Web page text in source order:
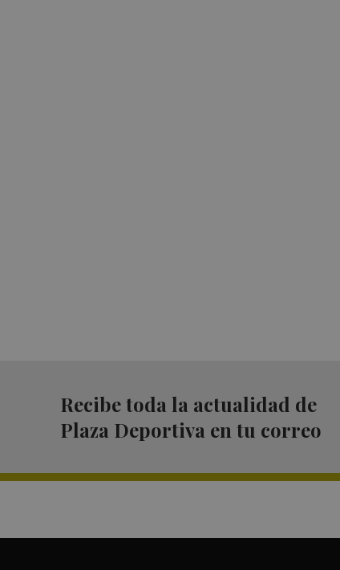
Recibe toda la actualidad de
Plaza Deportiva en tu correo